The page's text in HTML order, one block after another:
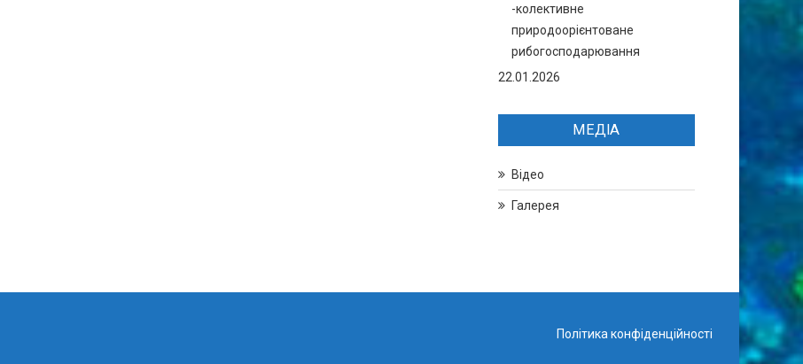
-колективне
природоорієнтоване
рибогосподарювання
22.01.2026
МЕДІА
Відео
Галерея
Політика конфіденційності